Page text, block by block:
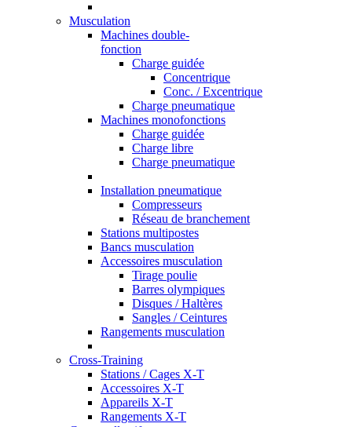
Musculation
Machines double-
fonction
Charge guidée
Concentrique
Conc. / Excentrique
Charge pneumatique
Machines monofonctions
Charge guidée
Charge libre
Charge pneumatique
Installation pneumatique
Compresseurs
Réseau de branchement
Stations multipostes
Bancs musculation
Accessoires musculation
Tirage poulie
Barres olympiques
Disques / Haltères
Sangles / Ceintures
Rangements musculation
Cross-Training
Stations / Cages X-T
Accessoires X-T
Appareils X-T
Rangements X-T